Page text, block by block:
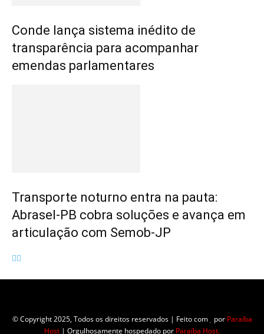
Conde lança sistema inédito de
transparência para acompanhar
emendas parlamentares
Transporte noturno entra na pauta:
Abrasel-PB cobra soluções e avança em
articulação com Semob-JP
© Copyright 2025, Todos os direitos reservados | Feito com por Paraíba
Host | Orgulhosamente hospedado por Paraíba Host.